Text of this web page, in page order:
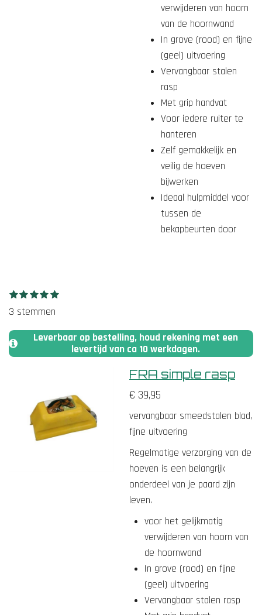
verwijderen van hoorn
van de hoornwand
In grove (rood) en fijne
(geel) uitvoering
Vervangbaar stalen
rasp
Met grip handvat
Voor iedere ruiter te
hanteren
Zelf gemakkelijk en
veilig de hoeven
bijwerken
Ideaal hulpmiddel voor
tussen de
bekapbeurten door
R
a
i
n
1
s
t
r
2
s
t
r
n
3
s
t
r
n
4
s
t
r
r
n
5
s
t
r
r
n
S
m
e
3 stemmen
Leverbaar op bestelling, houd rekening met een
levertijd van ca 10 werkdagen.
FRA simple rasp
€ 39,95
vervangbaar smeedstalen blad,
fijne uitvoering
Regelmatige verzorging van de
hoeven is een belangrijk
onderdeel van je paard zijn
leven.
voor het gelijkmatig
verwijderen van hoorn van
de hoornwand
In grove (rood) en fijne
(geel) uitvoering
Vervangbaar stalen rasp